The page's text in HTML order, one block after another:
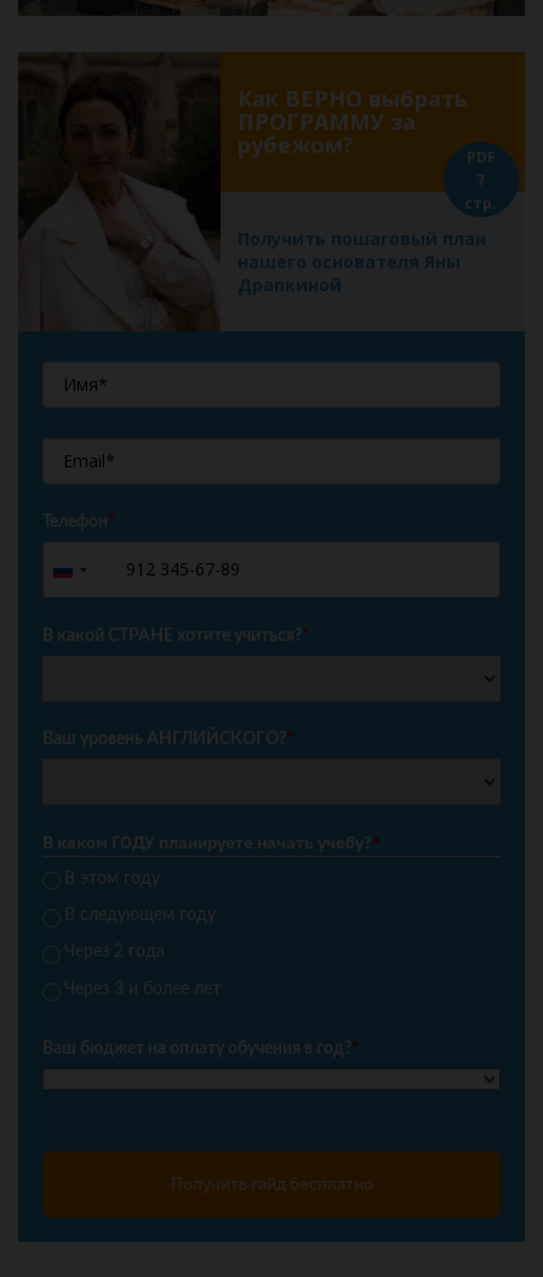
Как ВЕРНО выбрать
ПРОГРАММУ за
рубежом?
Получить пошаговый план
нашего основателя Яны
Драпкиной
PDF
7
стр.
Телефон*
Russia
+7
В какой СТРАНЕ хотите учиться?*
Ваш уровень АНГЛИЙСКОГО?*
В каком ГОДУ планируете начать учебу?*
В этом году
В следующем году
Через 2 года
Через 3 и более лет
Ваш бюджет на оплату обучения в год?*
Получить гайд бесплатно